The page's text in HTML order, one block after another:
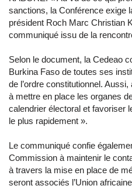
sanctions, la Conférence exige
président Roch Marc Christian
communiqué issu de la
Selon le document, la Cedeao
Burkina Faso de toutes ses
de l’ordre constitutionnel.
à mettre en place les organes
calendrier électoral et favoriser
le plus rapidement ».
Le communiqué confie
Commission à maintenir le
à travers la mise en place de
seront associés l’Union